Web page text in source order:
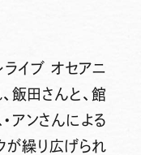
ライブ オセアニ
飯田さんと、館
アンさんによる
が繰り広げられ